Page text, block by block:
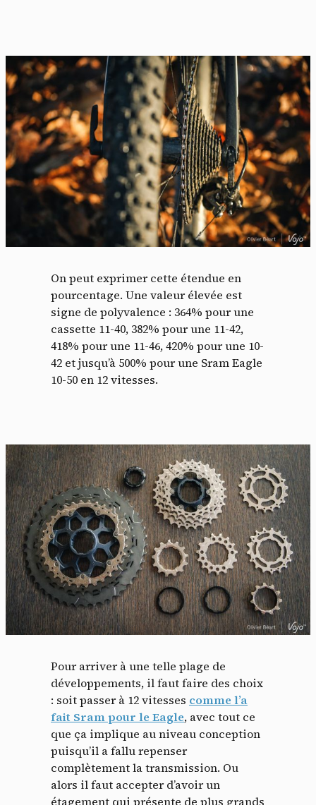
On peut exprimer cette étendue en
pourcentage. Une valeur élevée est
signe de polyvalence : 364% pour une
cassette 11-40, 382% pour une 11-42,
418% pour une 11-46, 420% pour une 10-
42 et jusqu’à 500% pour une Sram Eagle
10-50 en 12 vitesses.
Pour arriver à une telle plage de
développements, il faut faire des choix
: soit passer à 12 vitesses comme l’a
fait Sram pour le Eagle, avec tout ce
que ça implique au niveau conception
puisqu’il a fallu repenser
complètement la transmission. Ou
alors il faut accepter d’avoir un
étagement qui présente de plus grands